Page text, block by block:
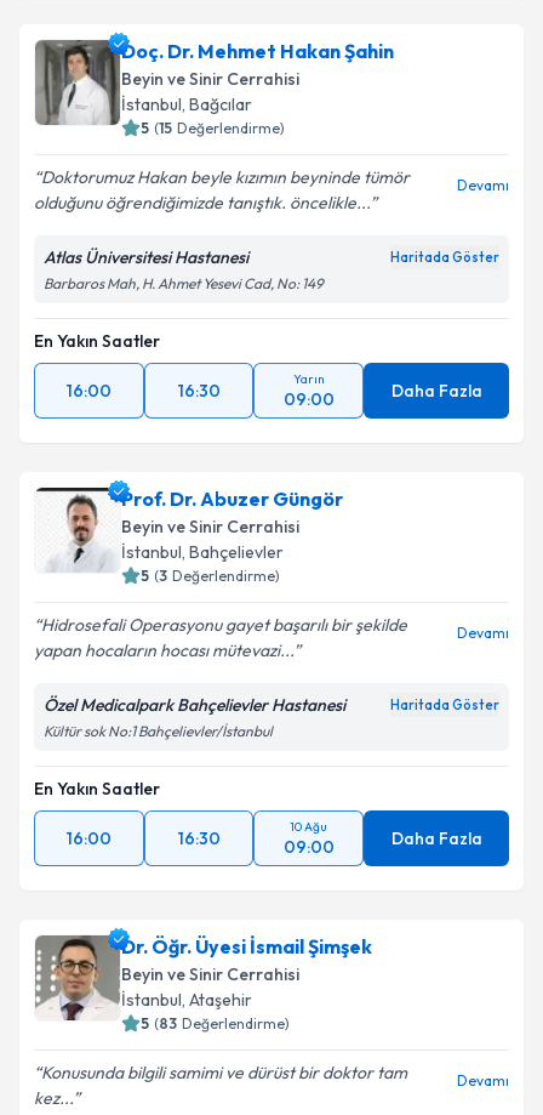
takvim hazırlandığında e-posta ile bilgilendireceğiz.
E-posta Adresiniz
Kişisel verilerimin işlenmesine ilişkin
kapsamda işlenmesini kabul ediyorum.
Doç. Dr. Mehmet Hakan Şahin
Beyin ve Sinir Cerrahisi
İstanbul, Bağcılar
5 (15 Değerlendirme)
Doktorumuz Hakan beyle kızımın beyninde tümör
olduğunu öğrendiğimizde tanıştık. öncelikle...
Devamı
Atlas Üniversitesi Hastanesi Haritada Göster
Barbaros Mah, H. Ahmet Yesevi Cad, No: 149
En Yakın Saatler
16:00 16:30
Yarın
09:00 Daha Fazla
Prof. Dr. Abuzer Güngör
Beyin ve Sinir Cerrahisi
İstanbul, Bahçelievler
5 (3 Değerlendirme)
Hidrosefali Operasyonu gayet başarılı bir şekilde
yapan hocaların hocası mütevazi...
Devamı
Özel Medicalpark Bahçelievler Hastanesi Haritada Göster
Kültür sok No:1 Bahçelievler/İstanbul
En Yakın Saatler
16:00 16:30
10 Ağu
09:00 Daha Fazla
Dr. Öğr. Üyesi İsmail Şimşek
Beyin ve Sinir Cerrahisi
İstanbul, Ataşehir
5 (83 Değerlendirme)
Konusunda bilgili samimi ve dürüst bir doktor tam
kez...
Devamı